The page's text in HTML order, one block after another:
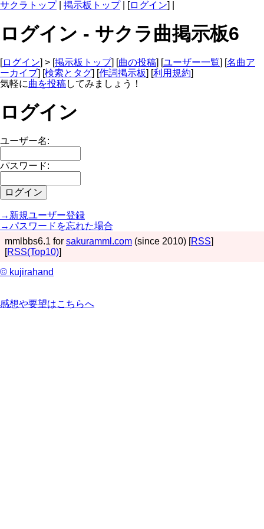
サクラトップ| 掲示板トップ| [ログイン] |
ログイン - サクラ曲掲示板6
[ログイン] > [掲示板トップ] [曲の投稿] [ユーザー一覧] [名曲ア
ーカイブ] [検索とタグ] [作詞掲示板] [利用規約]
気軽に曲を投稿してみましょう！
ログイン
ユーザー名:
パスワード:
→新規ユーザー登録
→パスワードを忘れた場合
mmlbbs6.1 for sakuramml.com (since 2010) [RSS]
[RSS(Top10)]
© kujirahand
感想や要望はこちらへ